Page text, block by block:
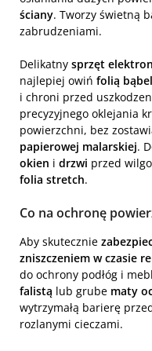
ściany. Tworzy świetną
zabrudzeniami.
Delikatny sprzęt
najlepiej owiń folią
i chroni przed
precyzyjnego oklejania
powierzchni, bez
papierowej malarskiej.
okien i drzwi przed
folia stretch.
Co na ochronę
Aby skutecznie
zniszczeniem w czasie
do ochrony podłóg i
falistą lub grube maty
wytrzymałą barierę
rozlanymi cieczami.